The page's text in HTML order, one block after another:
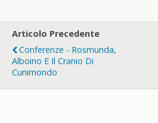
Articolo Precedente
Conferenze - Rosmunda,
Alboino E Il Cranio Di
Cunimondo